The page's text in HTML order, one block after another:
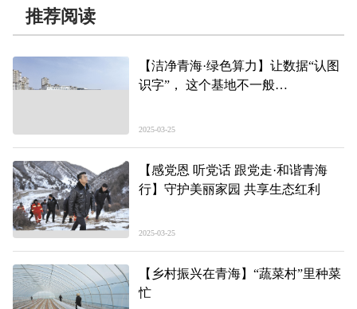
推荐阅读
【洁净青海·绿色算力】让数据“认图
识字”， 这个基地不一般
2025-03-25
【感党恩 听党话 跟党走·和谐青海
行】守护美丽家园 共享生态红利
2025-03-25
【乡村振兴在青海】“蔬菜村”里种菜
忙